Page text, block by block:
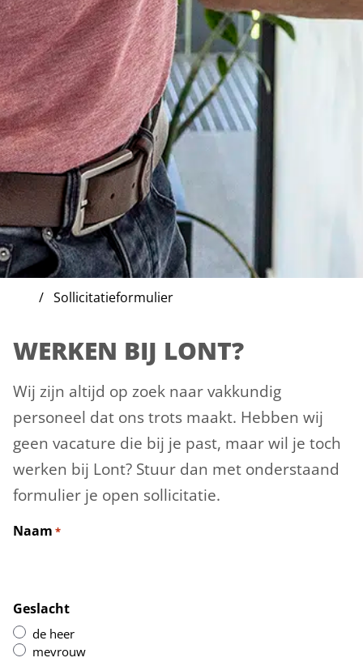
Sollicitatieformulier
WERKEN BIJ LONT?
Wij zijn altijd op zoek naar vakkundig
personeel dat ons trots maakt. Hebben wij
geen vacature die bij je past, maar wil je toch
werken bij Lont? Stuur dan met onderstaand
formulier je open sollicitatie.
Naam *
Geslacht
de heer
mevrouw